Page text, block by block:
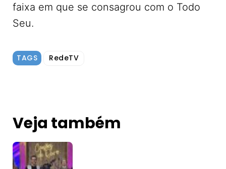
faixa em que se consagrou com o Todo
Seu.
TAGS RedeTV
Veja também